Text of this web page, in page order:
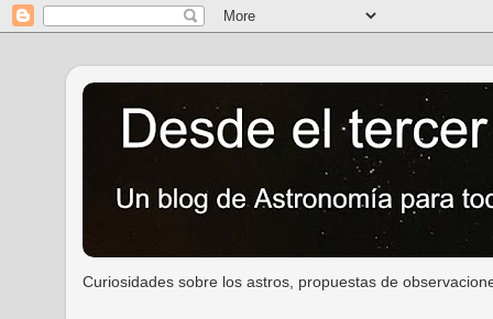
Curiosidades sobre los astros, propuestas de